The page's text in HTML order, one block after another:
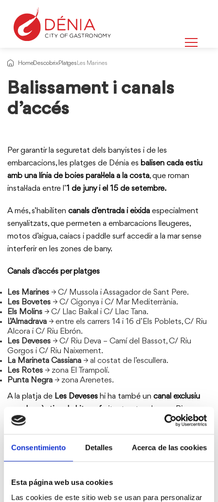
Consentimiento Detalles Acerca de las cookies
Esta página web usa cookies
Las cookies de este sitio web se usan para personalizar
HomeDescobrixPlatges Les Marines
Balissament i canals
d’accés
Per garantir la seguretat dels banyistes i de les
embarcacions, les platges de Dénia es balisen cada estiu
amb una línia de boies paral·lela a la costa, que roman
instal·lada entre l’1 de juny i el 15 de setembre.
A més, s’habiliten canals d’entrada i eixida especialment
senyalitzats, que permeten a embarcacions lleugeres,
motos d’aigua, caiacs i paddle surf accedir a la mar sense
interferir en les zones de bany.
Canals d’accés per platges
Les Marines → C/ Mussola i Assagador de Sant Pere.
Les Bovetes → C/ Cigonya i C/ Mar Mediterrània.
Els Molins → C/ Llac Baikal i C/ Llac Tana.
L’Almadrava → entre els carrers 14 i 16 d’Els Poblets, C/ Riu
Alcora i C/ Riu Ebrón.
Les Deveses → C/ Riu Deva – Camí del Bassot, C/ Riu
Gorgos i C/ Riu Naixement.
La Marineta Cassiana → al costat de l’escullera.
Les Rotes → zona El Trampolí.
Punta Negra → zona Arenetes.
A la platja de Les Deveses hi ha també un canal exclusiu
per a la pràctica de kitesurf , situat entre el carrer Riu
Vinalopó i el carrer Riu de Les Mançanes.
Informació
De l’1 de juny al 15 de setembre.